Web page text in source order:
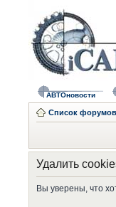
АВТОновости
Список форумов
Удалить
Вы уверены, что